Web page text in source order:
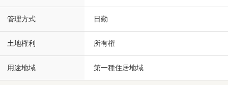
管理方式 日勤
土地権利 所有権
用途地域 第一種住居地域